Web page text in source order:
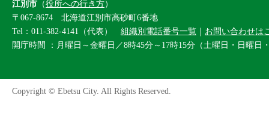
江別市 （役所への行き方）
〒067-8674 北海道江別市高砂町6番地
Tel：011-382-4141（代表） 組織別電話番号一覧 ｜ お問い合わせは
開庁時間 ：月曜日～金曜日／8時45分～17時15分（土曜日・日曜日
Copyright © Ebetsu City. All Rights Reserved.